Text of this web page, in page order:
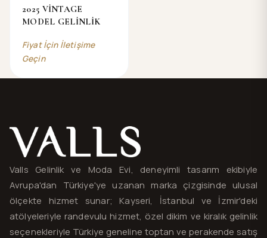
2025 VİNTAGE
MODEL GELİNLİK
Fiyat İçin İletişime
Geçin
Valls® — site haritası ve iletişim
Valls Gelinlik ve Moda Evi, deneyimli tasarım ekibiyle
Avrupa'dan Türkiye'ye uzanan marka çizgisinde ulusal
ölçekte hizmet sunar; Kayseri, İstanbul ve İzmir'deki
atölyeleriyle randevulu hizmet, özel dikim ve kiralık gelinlik
seçenekleriyle Türkiye geneline toptan ve perakende satış